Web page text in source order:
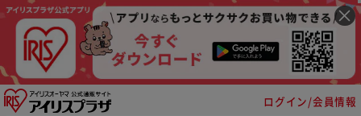
ログイン/会員情報